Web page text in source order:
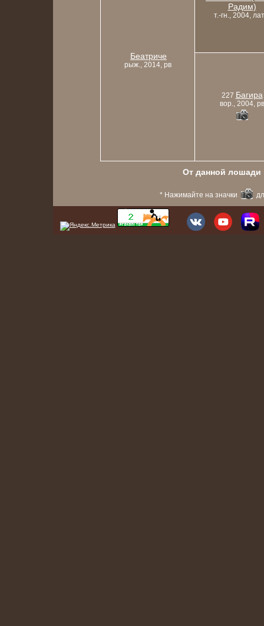
Беатриче
рыж., 2014, рв
Радим)
т.-гн., 2004,
227 Багира
вор., 2004, рв
От данной лошади
* Нажимайте на значки